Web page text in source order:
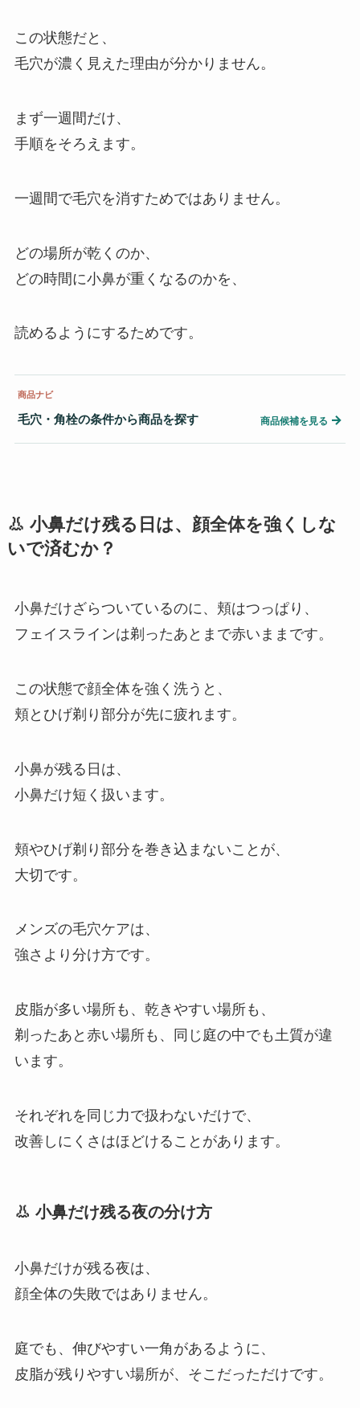
この状態だと、
毛穴が濃く見えた理由が分かりません。
まず一週間だけ、
手順をそろえます。
一週間で毛穴を消すためではありません。
どの場所が乾くのか、
どの時間に小鼻が重くなるのかを、
読めるようにするためです。
商品ナビ
毛穴・角栓の条件から商品を探す 商品候補を見る →
👃 小鼻だけ残る日は、顔全体を強くしな
いで済むか？
小鼻だけざらついているのに、頬はつっぱり、
フェイスラインは剃ったあとまで赤いままです。
この状態で顔全体を強く洗うと、
頬とひげ剃り部分が先に疲れます。
小鼻が残る日は、
小鼻だけ短く扱います。
頬やひげ剃り部分を巻き込まないことが、
大切です。
メンズの毛穴ケアは、
強さより分け方です。
皮脂が多い場所も、乾きやすい場所も、
剃ったあと赤い場所も、同じ庭の中でも土質が違
います。
それぞれを同じ力で扱わないだけで、
改善しにくさはほどけることがあります。
👃 小鼻だけ残る夜の分け方
小鼻だけが残る夜は、
顔全体の失敗ではありません。
庭でも、伸びやすい一角があるように、
皮脂が残りやすい場所が、そこだっただけです。